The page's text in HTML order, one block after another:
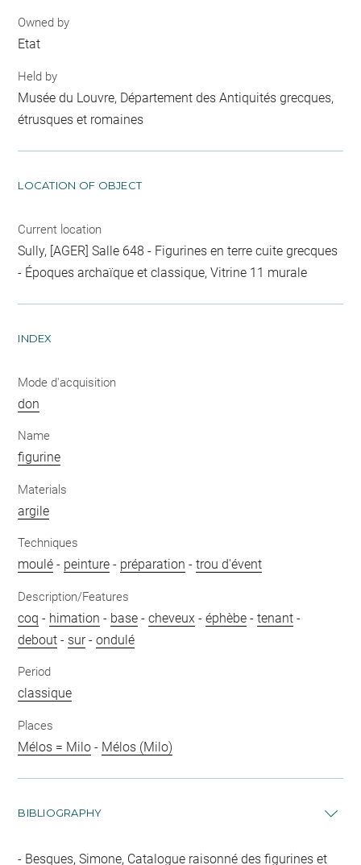
Owned by
Etat
Held by
Musée du Louvre, Département des Antiquités grecques,
étrusques et romaines
LOCATION OF OBJECT
Current location
Sully, [AGER] Salle 648 - Figurines en terre cuite grecques
- Époques archaïque et classique, Vitrine 11 murale
INDEX
Mode d'acquisition
don
Name
figurine
Materials
argile
Techniques
moulé - peinture - préparation -trou d'évent
Description/Features
coq - himation - base -cheveux -éphèbe -tenant -
debout - sur-ondulé
Period
classique
Places
Mélos = Milo - Mélos (Milo)
BIBLIOGRAPHY
Besques, Simone, Catalogue raisonné des figurines et